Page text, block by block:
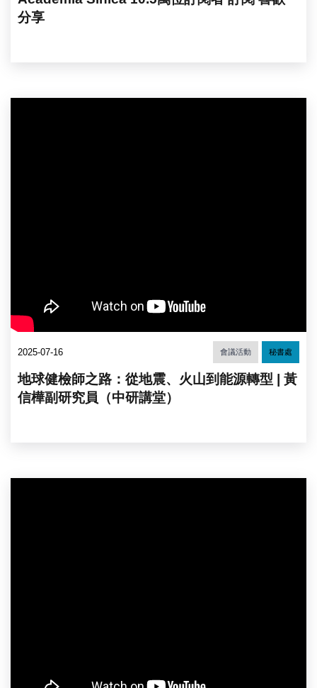
分享
2025-07-16 會議活動 秘書處
地球健檢師之路：從地震、火山到能源轉型 | 黃
信樺副研究員（中研講堂）